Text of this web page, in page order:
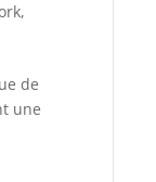
,
de
une